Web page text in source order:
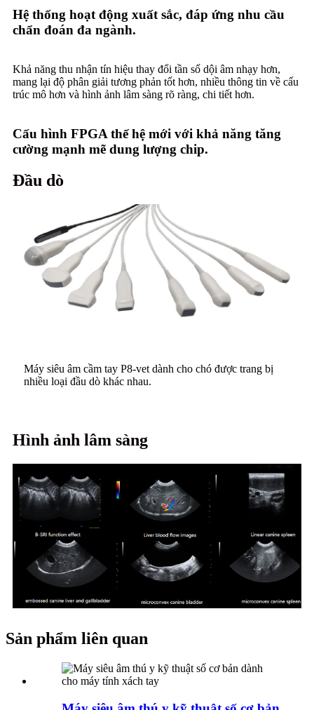
Hệ thống hoạt động xuất sắc, đáp ứng nhu cầu
chẩn đoán đa ngành.
Khả năng thu nhận tín hiệu thay đổi tần số dội âm nhạy hơn,
mang lại độ phân giải tương phản tốt hơn, nhiều thông tin về cấu
trúc mô hơn và hình ảnh lâm sàng rõ ràng, chi tiết hơn.
Cấu hình FPGA thế hệ mới với khả năng tăng
cường mạnh mẽ dung lượng chip.
Đầu dò
Máy siêu âm cầm tay P8-vet dành cho chó được trang bị
nhiều loại đầu dò khác nhau.
Hình ảnh lâm sàng
Sản phẩm liên quan